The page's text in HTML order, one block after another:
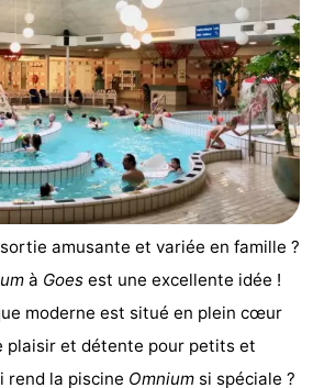
amusante et variée en famille ?
à Goes est une excellente idée !
moderne est situé en plein cœur
plaisir et détente pour petits et
rend la piscine Omnium si spéciale ?